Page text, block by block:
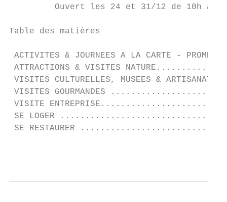
Ouvert les 24 et 31/12 de 10h à
Table des matières
ACTIVITES & JOURNEES A LA
ATTRACTIONS & VISITES
VISITES CULTURELLES,
VISITES GOURMANDES
VISITE
SE LOGER
SE RESTAURER